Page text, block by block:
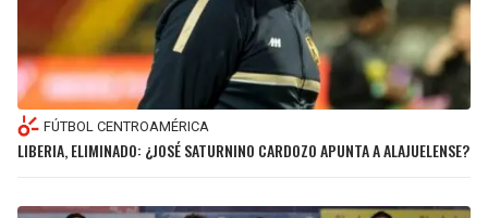
FÚTBOL CENTROAMÉRICA
LIBERIA, ELIMINADO: ¿JOSÉ SATURNINO CARDOZO APUNTA A ALAJUELENSE?